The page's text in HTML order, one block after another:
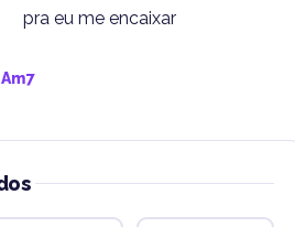
pra eu me encaixar
Am7